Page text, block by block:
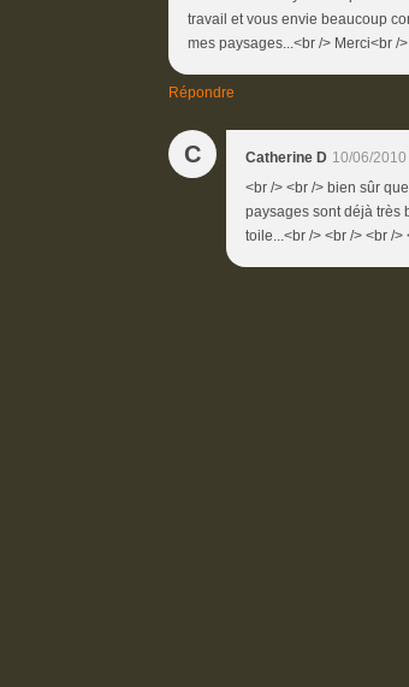
travail et vous envie beaucoup
mes paysages...<br /> Merci<br /
Répondre
C Catherine D 10/06/
<br /> <br /> bien sûr
paysages sont déjà très
toile...<br /> <br /> <br />